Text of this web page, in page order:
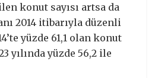
konut sayısı artsa da
2014 itibarıyla düzenli
yüzde 61,1 olan konut
yılında yüzde 56,2 ile